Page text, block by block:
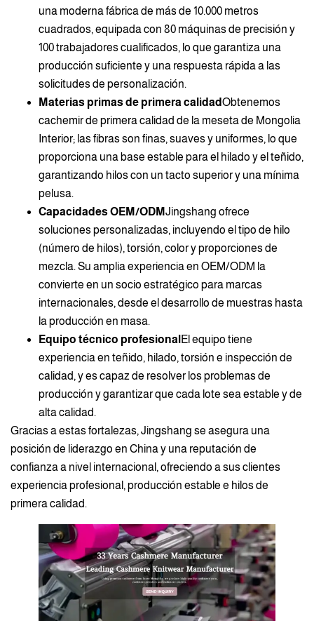
una moderna fábrica de más de 10.000 metros
cuadrados, equipada con 80 máquinas de precisión y
100 trabajadores cualificados, lo que garantiza una
producción suficiente y una respuesta rápida a las
solicitudes de personalización.
Materias primas de primera calidadObtenemos
cachemir de primera calidad de la meseta de Mongolia
Interior; las fibras son finas, suaves y uniformes, lo que
proporciona una base estable para el hilado y el teñido,
garantizando hilos con un tacto superior y una mínima
pelusa.
Capacidades OEM/ODM Jingshang ofrece
soluciones personalizadas, incluyendo el tipo de hilo
(número de hilos), torsión, color y proporciones de
mezcla. Su amplia experiencia en OEM/ODM la
convierte en un socio estratégico para marcas
internacionales, desde el desarrollo de muestras hasta
la producción en masa.
Equipo técnico profesional El equipo tiene
experiencia en teñido, hilado, torsión e inspección de
calidad, y es capaz de resolver los problemas de
producción y garantizar que cada lote sea estable y de
alta calidad.
Gracias a estas fortalezas, Jingshang se asegura una
posición de liderazgo en China y una reputación de
confianza a nivel internacional, ofreciendo a sus clientes
experiencia profesional, producción estable e hilos de
primera calidad.